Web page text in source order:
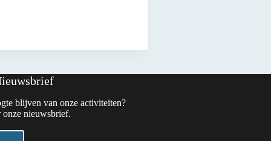
blijven van onze activiteiten?
nieuwsbrief.